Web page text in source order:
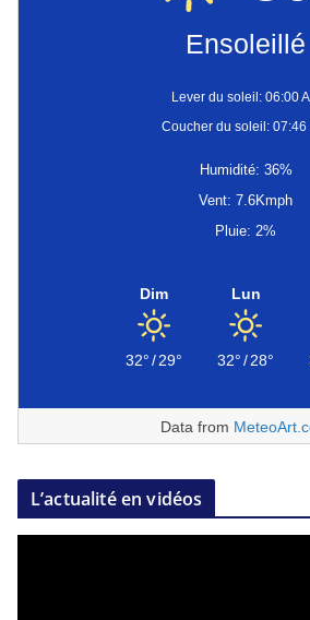
Ensoleillé
Lever du soleil: 06:00
Coucher du soleil: 07:46
Humidité: 36%
Vent: 7.6Kmph
Pluie: 2%
Dim
32°/29°
Lun
32°/28°
Data from
L’actualité en vidéos